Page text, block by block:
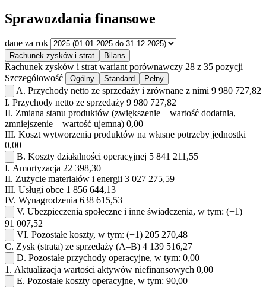
Sprawozdania finansowe
dane za rok
Rachunek zysków i strat Bilans
Rachunek zysków i strat wariant porównawczy 28 z 35 pozycji
Szczegółowość
Ogólny Standard Pełny
A. Przychody netto ze sprzedaży i zrównane z nimi 9 980 727,82
I. Przychody netto ze sprzedaży 9 980 727,82
II. Zmiana stanu produktów (zwiększenie – wartość dodatnia,
zmniejszenie – wartość ujemna) 0,00
III. Koszt wytworzenia produktów na własne potrzeby jednostki
0,00
B. Koszty działalności operacyjnej 5 841 211,55
I. Amortyzacja 22 398,30
II. Zużycie materiałów i energii 3 027 275,59
III. Usługi obce 1 856 644,13
IV. Wynagrodzenia 638 615,53
V. Ubezpieczenia społeczne i inne świadczenia, w tym: (+1)
91 007,52
VI. Pozostałe koszty, w tym: (+1) 205 270,48
C. Zysk (strata) ze sprzedaży (A–B) 4 139 516,27
D. Pozostałe przychody operacyjne, w tym: 0,00
1. Aktualizacja wartości aktywów niefinansowych 0,00
E. Pozostałe koszty operacyjne, w tym: 90,00